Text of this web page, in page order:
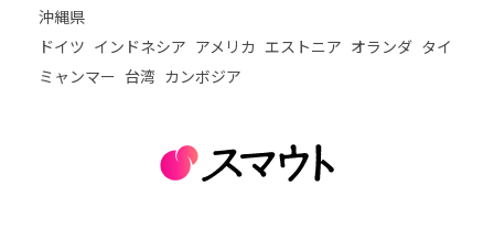
沖縄県
ドイツ インドネシア アメリカ エストニア オランダ タイ
ミャンマー 台湾 カンボジア